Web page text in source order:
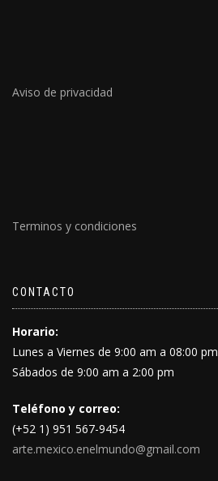
Aviso de privacidad
Terminos y condiciones
CONTACTO
Horario:
Lunes a Viernes de 9:00 am a 08:00 pm
Sábados de 9:00 am a 2:00 pm
Teléfono y correo:
(+52 1) 951 567-9454
arte.mexico.enelmundo@gmail.com